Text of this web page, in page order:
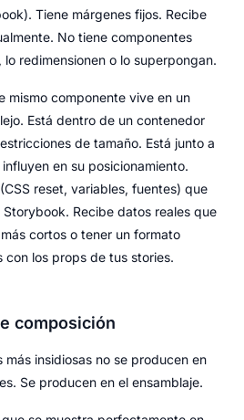
Tiene márgenes fijos. Recibe
No tiene componentes
redimensionen o lo superpongan.
mismo componente vive en un
Está dentro de un contenedor
de tamaño. Está junto a
en su posicionamiento.
reset, variables, fuentes) que
Recibe datos reales que
cortos o tener un formato
con los props de tus stories.
composición
más insidiosas no se producen en
Se producen en el ensamblaje.